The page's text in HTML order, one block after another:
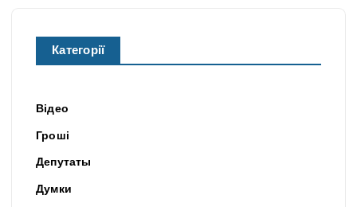
Категорії
Відео
Гроші
Депутаты
Думки